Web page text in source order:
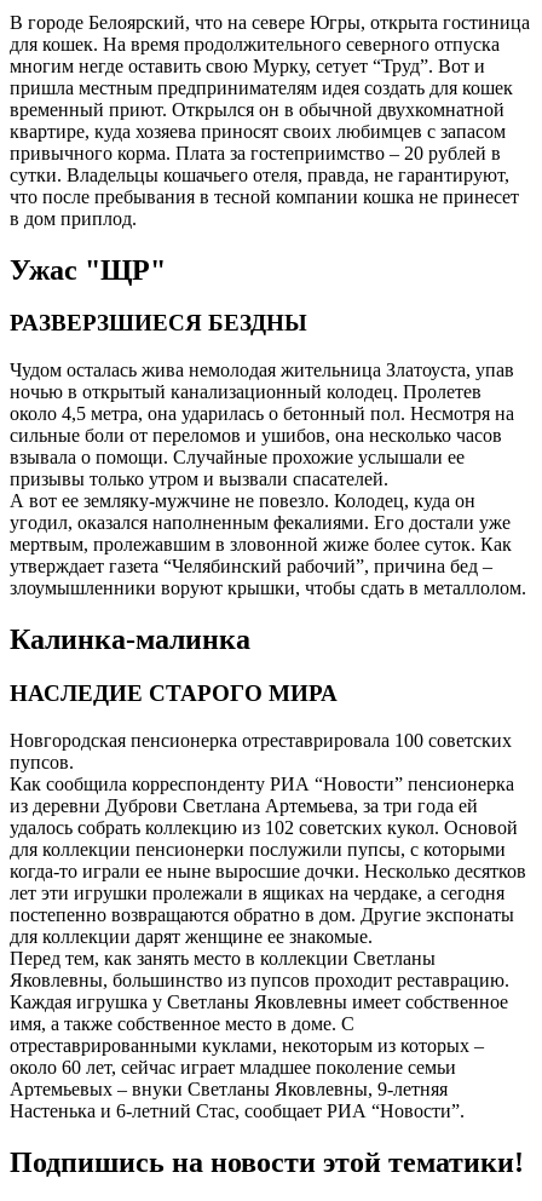
В городе Белоярский, что на севере Югры, открыта гостиница
для кошек. На время продолжительного северного отпуска
многим негде оставить свою Мурку, сетует “Труд”. Вот и
пришла местным предпринимателям идея создать для кошек
временный приют. Открылся он в обычной двухкомнатной
квартире, куда хозяева приносят своих любимцев с запасом
привычного корма. Плата за гостеприимство – 20 рублей в
сутки. Владельцы кошачьего отеля, правда, не гарантируют,
что после пребывания в тесной компании кошка не принесет
в дом приплод.
Ужас "ЩР"
РАЗВЕРЗШИЕСЯ БЕЗДНЫ
Чудом осталась жива немолодая жительница Златоуста, упав
ночью в открытый канализационный колодец. Пролетев
около 4,5 метра, она ударилась о бетонный пол. Несмотря на
сильные боли от переломов и ушибов, она несколько часов
взывала о помощи. Случайные прохожие услышали ее
призывы только утром и вызвали спасателей.
А вот ее земляку-мужчине не повезло. Колодец, куда он
угодил, оказался наполненным фекалиями. Его достали уже
мертвым, пролежавшим в зловонной жиже более суток. Как
утверждает газета “Челябинский рабочий”, причина бед –
злоумышленники воруют крышки, чтобы сдать в металлолом.
Калинка-малинка
НАСЛЕДИЕ СТАРОГО МИРА
Новгородская пенсионерка отреставрировала 100 советских
пупсов.
Как сообщила корреспонденту РИА “Новости” пенсионерка
из деревни Дуброви Светлана Артемьева, за три года ей
удалось собрать коллекцию из 102 советских кукол. Основой
для коллекции пенсионерки послужили пупсы, с которыми
когда-то играли ее ныне выросшие дочки. Несколько десятков
лет эти игрушки пролежали в ящиках на чердаке, а сегодня
постепенно возвращаются обратно в дом. Другие экспонаты
для коллекции дарят женщине ее знакомые.
Перед тем, как занять место в коллекции Светланы
Яковлевны, большинство из пупсов проходит реставрацию.
Каждая игрушка у Светланы Яковлевны имеет собственное
имя, а также собственное место в доме. С
отреставрированными куклами, некоторым из которых –
около 60 лет, сейчас играет младшее поколение семьи
Артемьевых – внуки Светланы Яковлевны, 9-летняя
Настенька и 6-летний Стас, сообщает РИА “Новости”.
Подпишись на новости этой тематики!